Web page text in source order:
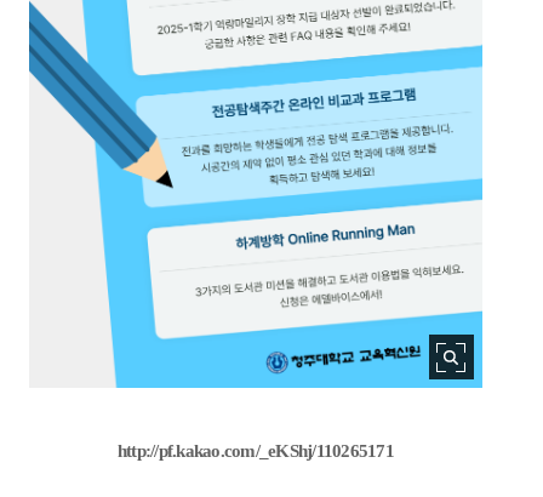
http://pf.kakao.com/_eKShj/110265171